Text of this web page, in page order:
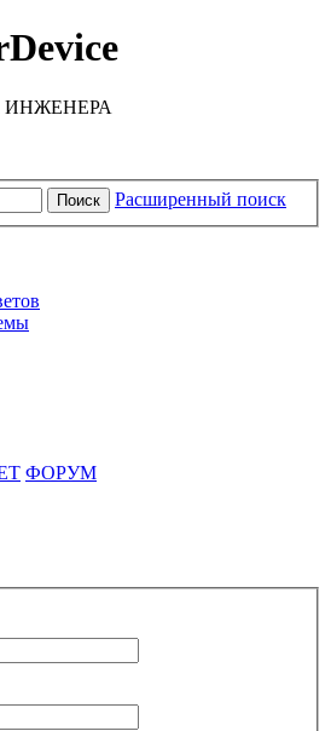
Поиск Расширенный поиск
ФОРУМ